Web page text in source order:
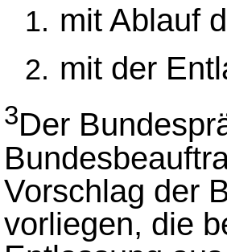
mit Ablauf
mit der
3Der
Vorschlag der
vorliegen, die